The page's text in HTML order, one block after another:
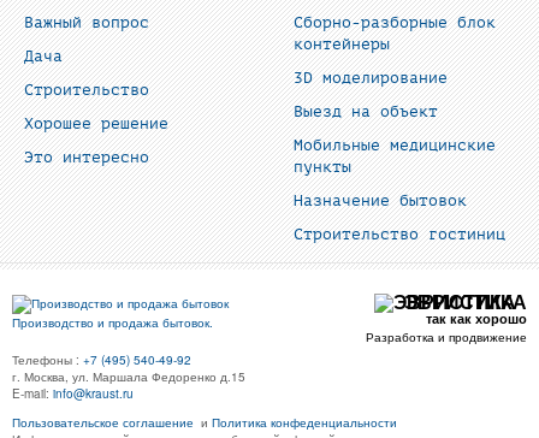
Важный вопрос
Дача
Строительство
Хорошее решение
Это интересно
Сборно-разборные блок
контейнеры
3D моделирование
Выезд на объект
Мобильные медицинские
пункты
Назначение бытовок
Строительство гостиниц
Производство и продажа бытовок.
ЭВРИСТИКА
так как хорошо
Разработка и продвижение
Телефоны : +7 (495) 540-49-92
г. Москва, ул. Маршала Федоренко д.15
E-mail: info@kraust.ru
Пользовательское соглашение и Политика конфеденциальности